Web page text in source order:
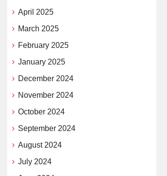
April 2025
March 2025
February 2025
January 2025
December 2024
November 2024
October 2024
September 2024
August 2024
July 2024